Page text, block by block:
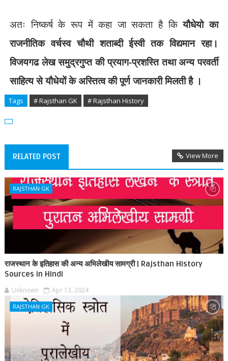
अतः निष्कर्ष के रूप में कहा जा सकता है कियौधेयो का
राजनीतिक वर्चस्व चौथी शताब्दी ईस्वी तक विद्यमान रहा।
विजयगढ लेख समुद्रगुप्त की प्रयाग-प्रशस्ति तथा अन्य परवर्ती
साहित्य से यौधेयों के अस्तित्व की पूर्ण जानकारी मिलती है ।
Tags # Rajsthan GK # Rajsthan History
RELATED POST View More
RAJSTHAN GK
राजस्थान के इतिहास की अन्य अभिलेखीय सामग्री | Rajsthan History
Sources in Hindi
Unknown Apr 13, 2024
RAJSTHAN GK